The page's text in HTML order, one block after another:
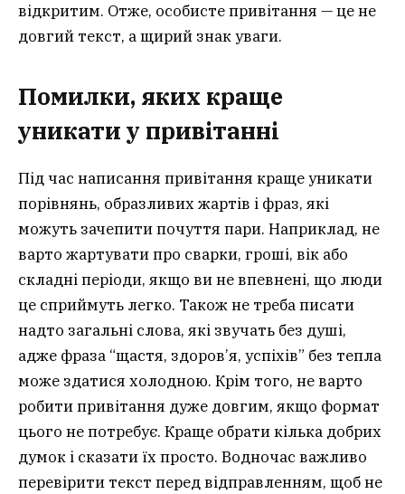
відкритим. Отже, особисте привітання — це не
довгий текст, а щирий знак уваги.
Помилки, яких краще
уникати у привітанні
Під час написання привітання краще уникати
порівнянь, образливих жартів і фраз, які
можуть зачепити почуття пари. Наприклад, не
варто жартувати про сварки, гроші, вік або
складні періоди, якщо ви не впевнені, що люди
це сприймуть легко. Також не треба писати
надто загальні слова, які звучать без душі,
адже фраза “щастя, здоров’я, успіхів” без тепла
може здатися холодною. Крім того, не варто
робити привітання дуже довгим, якщо формат
цього не потребує. Краще обрати кілька добрих
думок і сказати їх просто. Водночас важливо
перевірити текст перед відправленням, щоб не